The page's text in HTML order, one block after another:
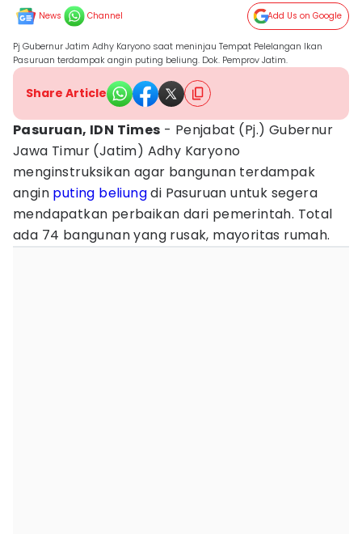
News Channel Add Us on Google
Pj Gubernur Jatim Adhy Karyono saat meninjau Tempat Pelelangan Ikan
Pasuruan terdampak angin puting beliung. Dok. Pemprov Jatim.
Share Article
Pasuruan, IDN Times - Penjabat (Pj.) Gubernur
Jawa Timur (Jatim) Adhy Karyono
menginstruksikan agar bangunan terdampak
angin puting beliungdi Pasuruan untuk segera
mendapatkan perbaikan dari pemerintah. Total
ada 74 bangunan yang rusak, mayoritas rumah.